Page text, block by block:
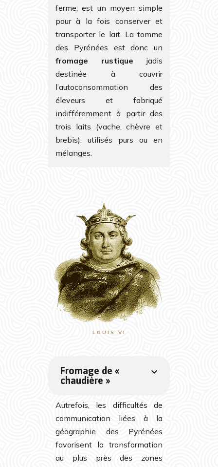
ferme, est un moyen simple
pour à la fois conserver et
transporter le lait. La tomme
des Pyrénées est donc un
fromage rustique jadis
destinée à couvrir
l’autoconsommation des
éleveurs et fabriqué
indifféremment à partir des
trois laits (vache, chèvre et
brebis), utilisés purs ou en
mélanges.
LOUIS VI
Fromage de «
chaudière »
Autrefois, les difficultés de
communication liées à la
géographie des Pyrénées
favorisent la transformation
au plus près des zones